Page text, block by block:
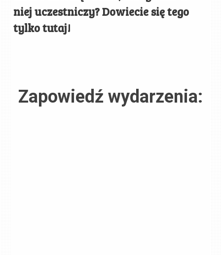
niej uczestniczy? Dowiecie się tego
tylko tutaj!
Zapowiedź wydarzenia: